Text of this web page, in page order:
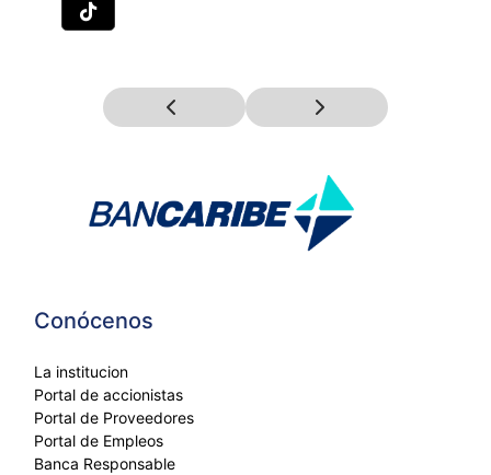
Conócenos
La institucion
Portal de accionistas
Portal de Proveedores
Portal de Empleos
Banca Responsable